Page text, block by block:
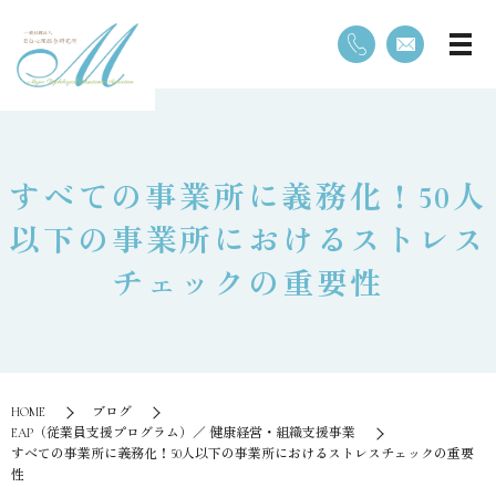
すべての事業所に義務化！50人
以下の事業所におけるストレス
チェックの重要性
HOME
ブログ
EAP（従業員支援プログラム）／ 健康経営・組織支援事業
すべての事業所に義務化！50人以下の事業所におけるストレスチェックの重要
性